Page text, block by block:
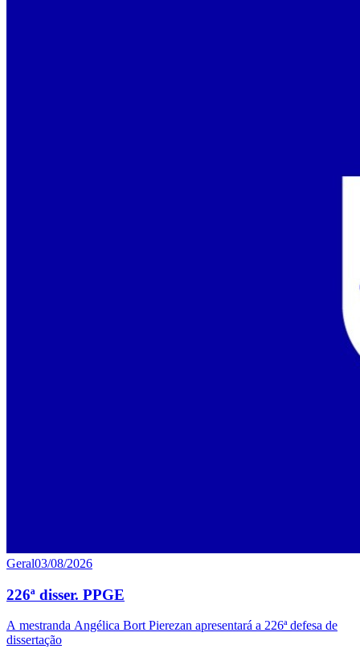
Geral03/08/2026
226ª disser. PPGE
A mestranda Angélica Bort Pierezan apresentará a 226ª defesa de
dissertação